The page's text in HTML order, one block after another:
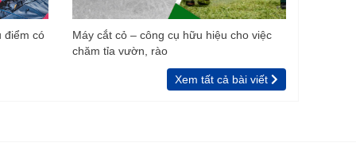
điểm có
Máy cắt cỏ – công cụ hữu hiệu cho việc
chăm tỉa vườn, rào
Xem tất cả bài viết